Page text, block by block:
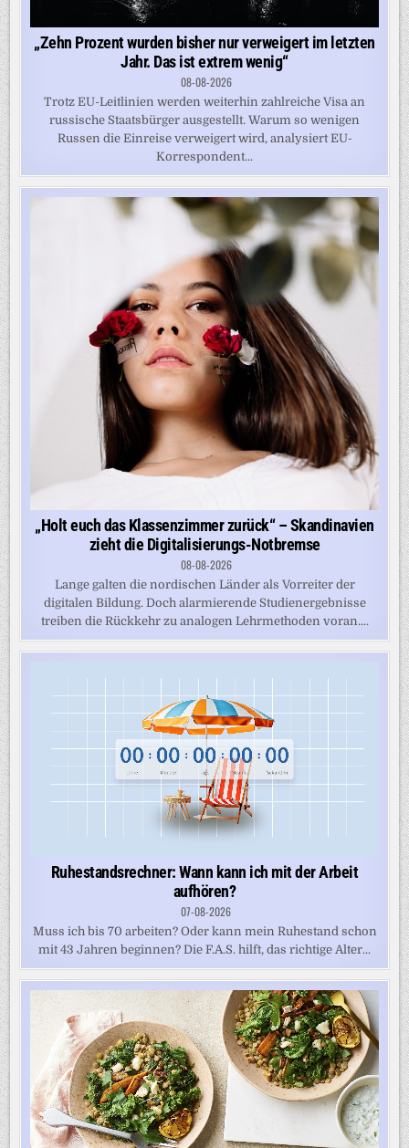
„Zehn Prozent wurden bisher nur verweigert im letzten
Jahr. Das ist extrem wenig“
08-08-2026
Trotz EU-Leitlinien werden weiterhin zahlreiche Visa an
russische Staatsbürger ausgestellt. Warum so wenigen
Russen die Einreise verweigert wird, analysiert EU-
Korrespondent...
„Holt euch das Klassenzimmer zurück“ – Skandinavien
zieht die Digitalisierungs-Notbremse
08-08-2026
Lange galten die nordischen Länder als Vorreiter der
digitalen Bildung. Doch alarmierende Studienergebnisse
treiben die Rückkehr zu analogen Lehrmethoden voran....
Ruhestandsrechner: Wann kann ich mit der Arbeit
aufhören?
07-08-2026
Muss ich bis 70 arbeiten? Oder kann mein Ruhestand schon
mit 43 Jahren beginnen? Die F.A.S. hilft, das richtige Alter...